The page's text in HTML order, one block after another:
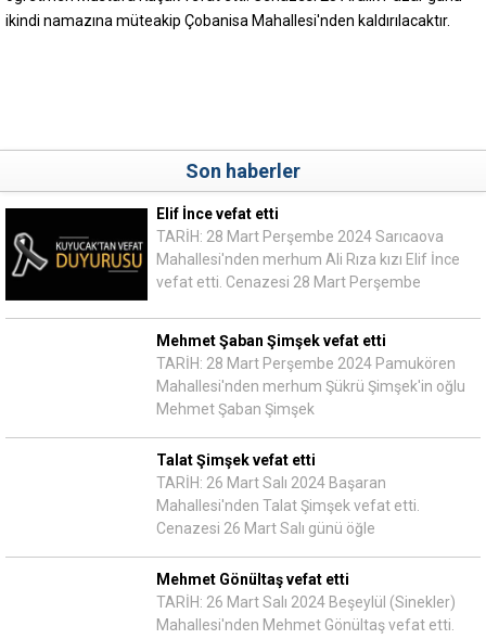
ikindi namazına müteakip Çobanisa Mahallesi'nden kaldırılacaktır.
Son haberler
Elif İnce vefat etti
TARİH: 28 Mart Perşembe 2024 Sarıcaova
Mahallesi'nden merhum Ali Rıza kızı Elif İnce
vefat etti. Cenazesi 28 Mart Perşembe
Mehmet Şaban Şimşek vefat etti
TARİH: 28 Mart Perşembe 2024 Pamukören
Mahallesi'nden merhum Şükrü Şimşek'in oğlu
Mehmet Şaban Şimşek
Talat Şimşek vefat etti
TARİH: 26 Mart Salı 2024 Başaran
Mahallesi'nden Talat Şimşek vefat etti.
Cenazesi 26 Mart Salı günü öğle
Mehmet Gönültaş vefat etti
TARİH: 26 Mart Salı 2024 Beşeylül (Sinekler)
Mahallesi'nden Mehmet Gönültaş vefat etti.